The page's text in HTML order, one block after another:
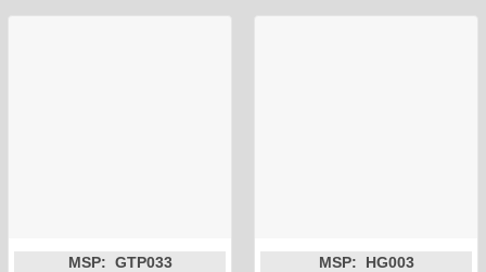
MSP: GTP033 MSP: HG003